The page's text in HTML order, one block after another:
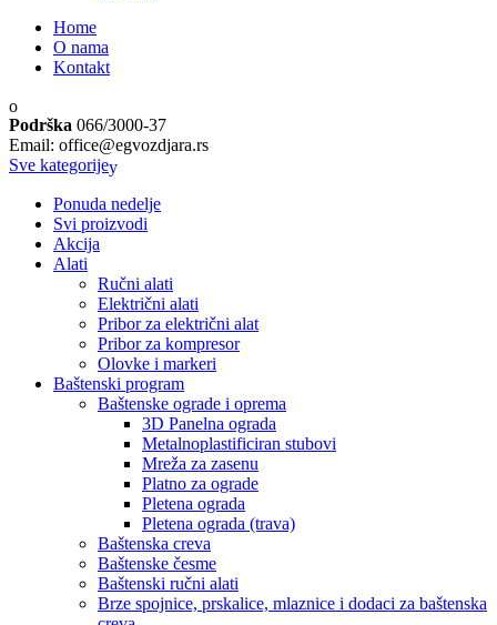
Home
O nama
Kontakt
Podrška 066/3000-37
Email: office@egvozdjara.rs
Sve kategorije
Ponuda nedelje
Svi proizvodi
Akcija
Alati
Ručni alati
Električni alati
Pribor za električni alat
Pribor za kompresor
Olovke i markeri
Baštenski program
Baštenske ograde i oprema
3D Panelna ograda
Metalnoplastificiran stubovi
Mreža za zasenu
Platno za ograde
Pletena ograda
Pletena ograda (trava)
Baštenska creva
Baštenske česme
Baštenski ručni alati
Brze spojnice, prskalice, mlaznice i dodaci za baštenska